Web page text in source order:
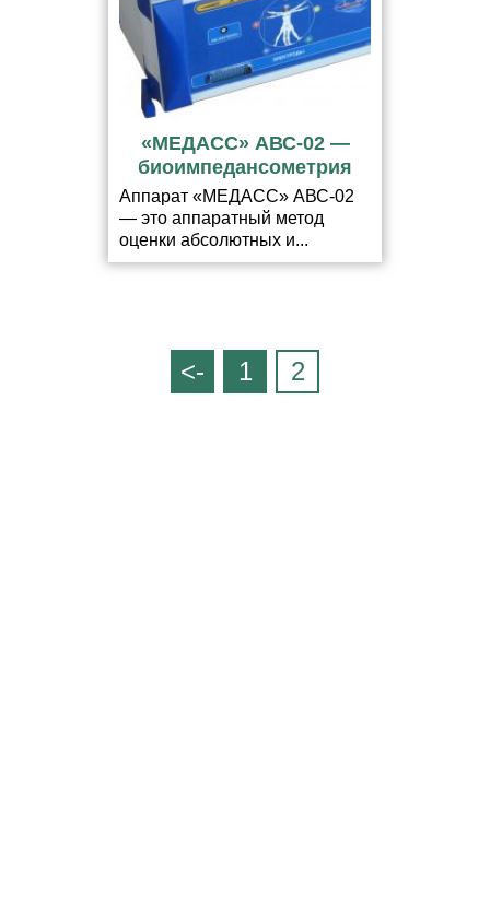
«МЕДАСС» АВС-02 —
биоимпедансометрия
Аппарат «МЕДАСС» АВС-02
— это аппаратный метод
оценки абсолютных и...
<- 1 2